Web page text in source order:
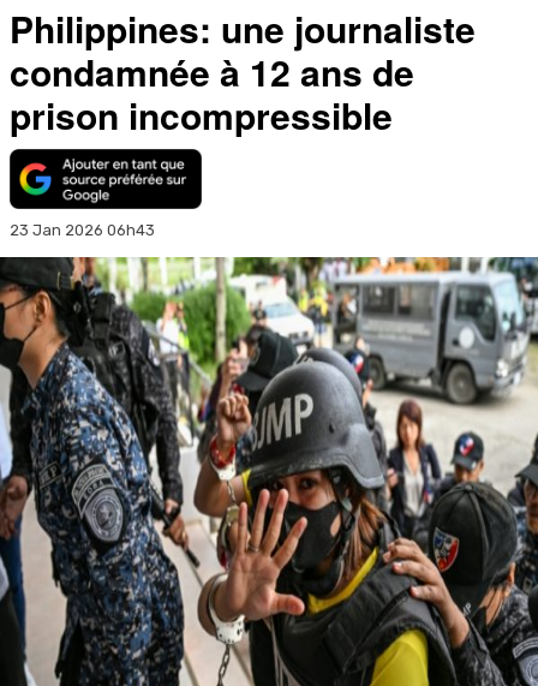
Philippines: une journaliste
condamnée à 12 ans de
prison incompressible
23 Jan 2026 06h43